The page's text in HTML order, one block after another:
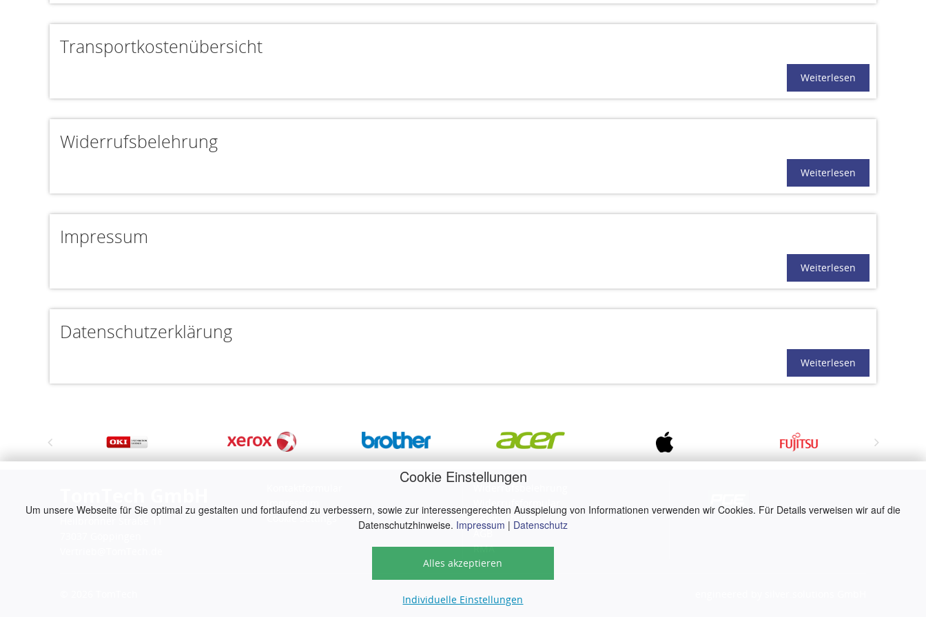
Cookie Einstellungen
Um unsere Webseite für Sie optimal zu gestalten und fortlaufend zu verbessern, sowie zur interessengerechten Ausspielung von Informationen verwenden wir Cookies. Für Details verweisen wir auf die
Datenschutzhinweise. Impressum | Datenschutz
Alles akzeptieren
Individuelle Einstellungen
Transportkostenübersicht
Weiterlesen
Widerrufsbelehrung
Weiterlesen
Impressum
Weiterlesen
Datenschutzerklärung
Weiterlesen
Impressum
Widerrufsbelehrung
Widerrufsformular
Datenschutz
RMA